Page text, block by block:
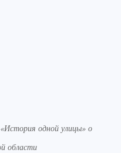
одной улицы» о
области